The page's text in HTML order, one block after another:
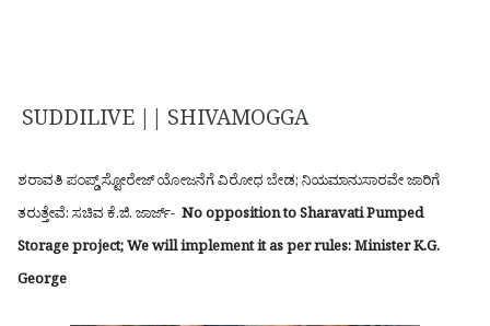
SUDDILIVE || SHIVAMOGGA
ಶರಾವತಿ ಪಂಪ್ಡ್ ಸ್ಟೋರೇಜ್ ಯೋಜನೆಗೆ ವಿರೋಧ ಬೇಡ; ನಿಯಮಾನುಸಾರವೇ ಜಾರಿಗೆ
ತರುತ್ತೇವೆ: ಸಚಿವ ಕೆ.ಜಿ. ಜಾರ್ಜ್- No opposition to Sharavati Pumped
Storage project; We will implement it as per rules: Minister K.G.
George